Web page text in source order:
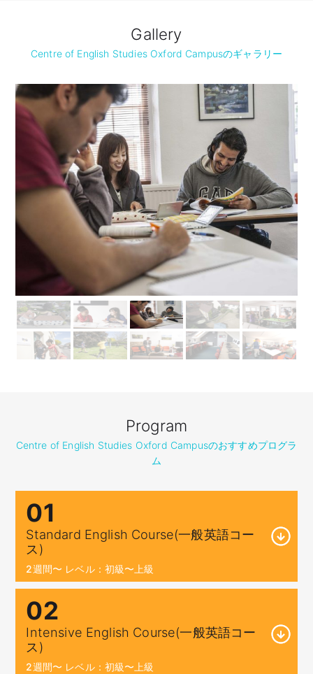
Gallery
Centre of English Studies Oxford Campusのギャラリー
Program
Centre of English Studies Oxford Campusのおすすめプログラ
ム
01
Standard English Course(一般英語コー
ス)
2週間〜 レベル：初級〜上級
02
Intensive English Course(一般英語コー
ス)
2週間〜 レベル：初級〜上級